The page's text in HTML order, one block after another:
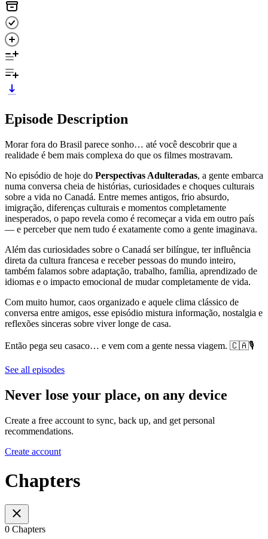
Episode Description
Morar fora do Brasil parece sonho… até você descobrir que a
realidade é bem mais complexa do que os filmes mostravam.
No episódio de hoje do Perspectivas Adulteradas, a gente embarca
numa conversa cheia de histórias, curiosidades e choques culturais
sobre a vida no Canadá. Entre memes antigos, frio absurdo,
imigração, diferenças culturais e momentos completamente
inesperados, o papo revela como é recomeçar a vida em outro país
— e perceber que nem tudo é exatamente como a gente imaginava.
Além das curiosidades sobre o Canadá ser bilíngue, ter influência
direta da cultura francesa e receber pessoas do mundo inteiro,
também falamos sobre adaptação, trabalho, família, aprendizado de
idiomas e o impacto emocional de mudar completamente de vida.
Com muito humor, caos organizado e aquele clima clássico de
conversa entre amigos, esse episódio mistura informação, nostalgia e
reflexões sinceras sobre viver longe de casa.
Então pega seu casaco… e vem com a gente nessa viagem. 🇨🇦🎙️
See all episodes
Never lose your place, on any device
Create a free account to sync, back up, and get personal
recommendations.
Create account
Chapters
0 Chapters